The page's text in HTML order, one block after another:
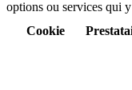
options ou services qui
Cookie